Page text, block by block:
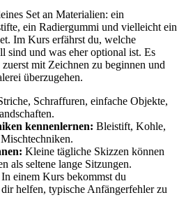
Set an Materialien: ein
ein Radiergummi und vielleicht ein
Im Kurs erfährst du, welche
und was eher optional ist. Es
mit Zeichnen zu beginnen und
überzugehen.
Schraffuren, einfache Objekte,
kennenlernen: Bleistift, Kohle,
Kleine tägliche Skizzen können
als seltene lange Sitzungen.
In einem Kurs bekommst du
helfen, typische Anfängerfehler zu